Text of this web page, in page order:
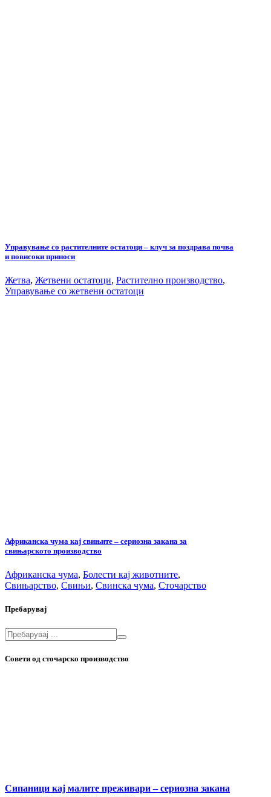
Управување со растителните остатоци – клуч за поздрава почва
и повисоки приноси
Жетва, Жетвени остатоци, Растително производство,
Управување со жетвени остатоци
Африканска чума кај свињите – сериозна закана за
свињарското производство
Африканска чума, Болести кај животните,
Свињарство, Свињи, Свинска чума, Сточарство
Пребарувај
Совети од сточарско производство
Сипаници кај малите преживари – сериозна закана